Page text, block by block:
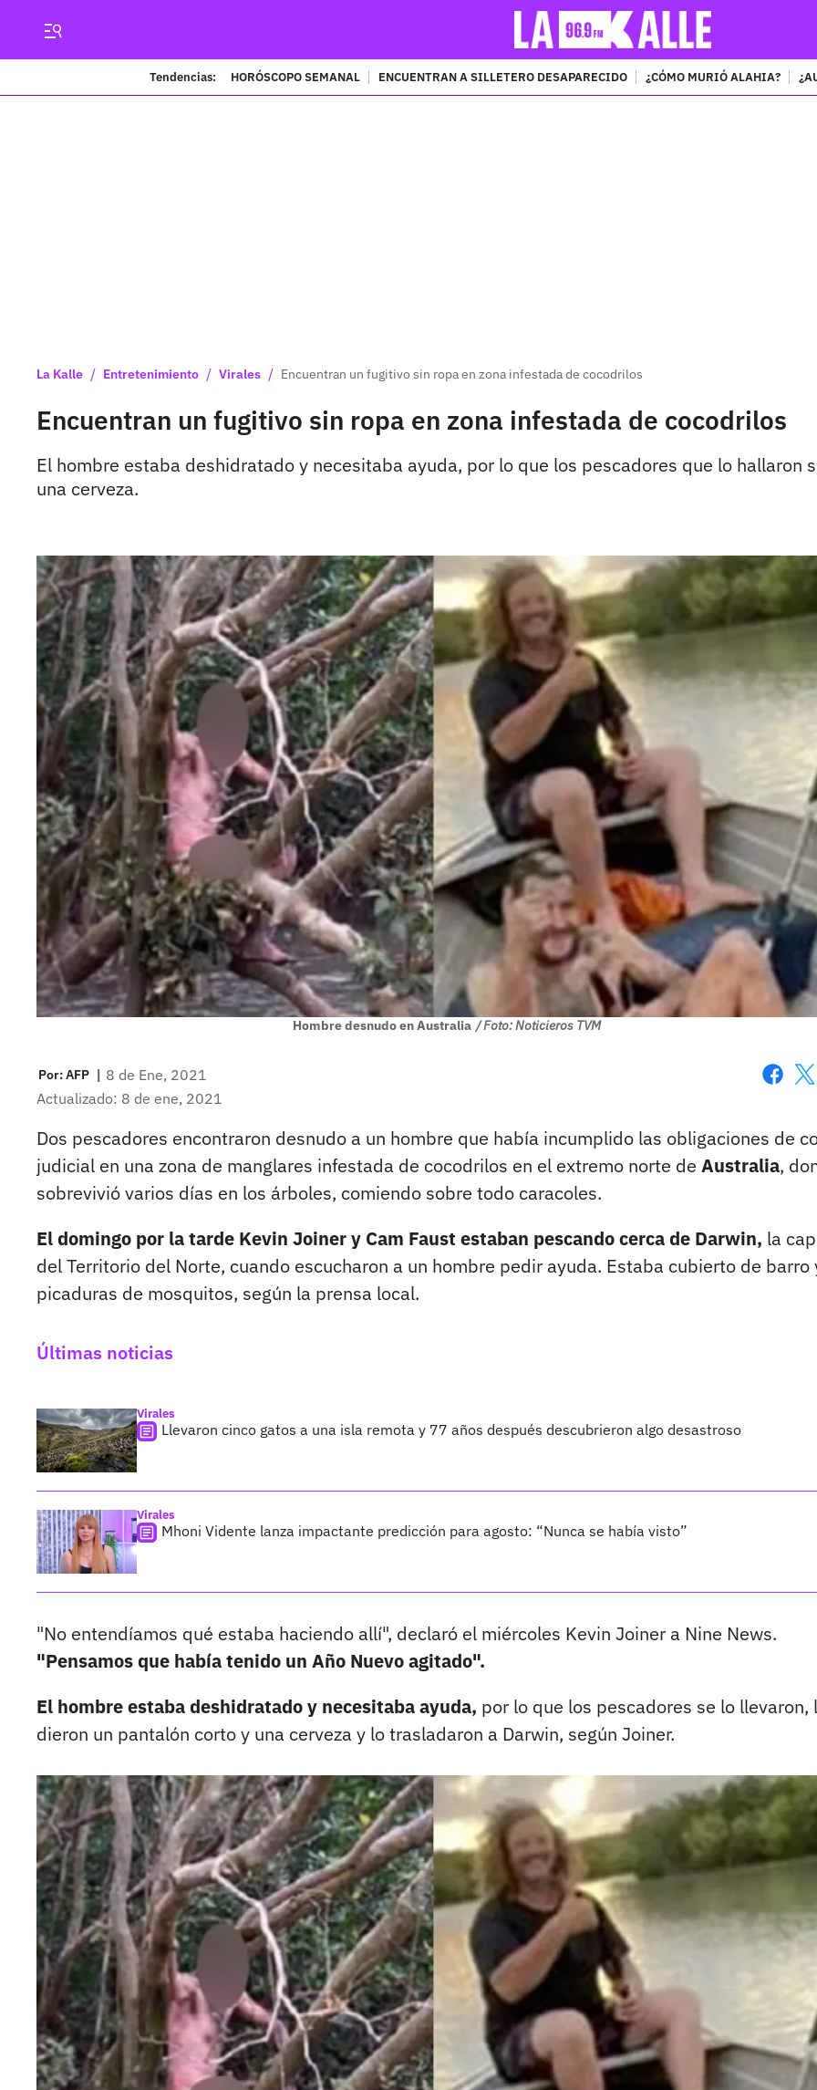
Tendencias: HORÓSCOPO SEMANAL ENCUENTRAN A SILLETERO DESAPARECIDO ¿CÓMO MURIÓ ALAHIA?
La Kalle / Entretenimiento / Virales / Encuentran un fugitivo sin ropa en zona infestada de cocodrilos
Encuentran un fugitivo sin ropa en zona infestada de cocodrilos
El hombre estaba deshidratado y necesitaba ayuda, por lo que los pescadores que lo hallaron
una cerveza.
Hombre desnudo en Australia / Foto: Noticieros TVM
Por:AFP | 8 de Ene, 2021
Actualizado: 8 de ene, 2021
Dos pescadores encontraron desnudo a un hombre que había incumplido las obligaciones de
judicial en una zona de manglares infestada de cocodrilos en el extremo norte de Australia,
sobrevivió varios días en los árboles, comiendo sobre todo caracoles.
El domingo por la tarde Kevin Joiner y Cam Faust estaban pescando cerca de Darwin, la
del Territorio del Norte, cuando escucharon a un hombre pedir ayuda. Estaba cubierto de barro
picaduras de mosquitos, según la prensa local.
Últimas noticias
Virales
Llevaron cinco gatos a una isla remota y 77 años después descubrieron algo desastroso
Virales
Mhoni Vidente lanza impactante predicción para agosto: “Nunca se había visto”
"No entendíamos qué estaba haciendo allí", declaró el miércoles Kevin Joiner a Nine News.
"Pensamos que había tenido un Año Nuevo agitado".
El hombre estaba deshidratado y necesitaba ayuda, por lo que los pescadores se lo llevaron,
dieron un pantalón corto y una cerveza y lo trasladaron a Darwin, según Joiner.